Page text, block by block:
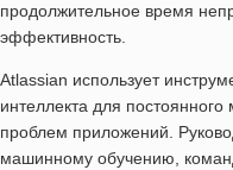
продолжительное время
эффективность.
Atlassian использует
интеллекта для
проблем приложений.
машинному обучению,